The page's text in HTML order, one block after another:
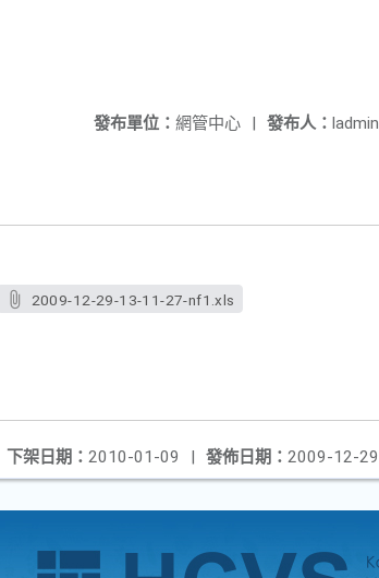
發布人： ladmin
發布單位： 網管中心 |
2009-12-29-13-11-27-nf1.xls
發佈日期： 2009-12-29
下架日期： 2010-01-09 |